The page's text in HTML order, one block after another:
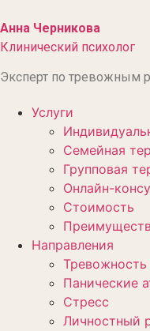
к
содержимому
Анна Черникова
Клинический психолог
Эксперт по тревожным
Услуги
Семейная
Групповая
Онлайн-
Стоимость
Направления
Тревожность
Панические
Стресс
Личностный